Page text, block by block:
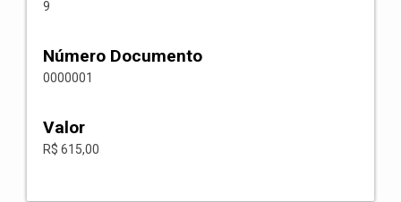
9
Número Documento
0000001
Valor
R$ 615,00